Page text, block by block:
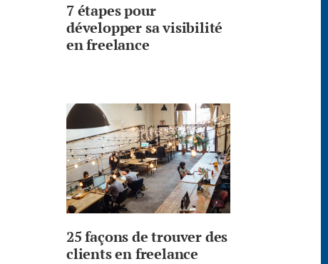
7 étapes pour
développer sa visibilité
en freelance
25 façons de trouver des
clients en freelance